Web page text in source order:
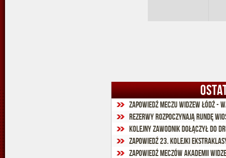
Zapowiedź meczu Widzew Łódź -
Rezerwy rozpoczynają rundę
Kolejny zawodnik dołączył do
Zapowiedź 23. kolejki
Zapowiedź meczów Akademii